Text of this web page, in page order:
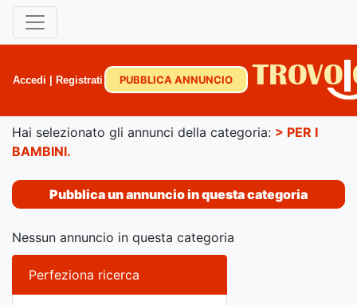
Accedi Registrati PUBBLICA ANNUNCIO
Hai selezionato gli annunci della categoria: > PER I
BAMBINI.
Pubblica un annuncio in questa categoria
Nessun annuncio in questa categoria
Perfeziona ricerca